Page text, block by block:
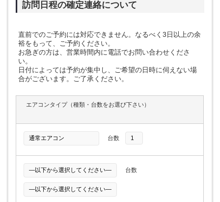
訪問日程の確定連絡について
直前でのご予約には対応できません。なるべく3日以上の余
裕をもって、ご予約ください。
お急ぎの方は、営業時間内に電話でお問い合わせくださ
い。
日付によっては予約が集中し、ご希望の日時に伺えない場
合がございます。ご了承ください。
エアコンタイプ（種類・台数をお選び下さい）
台数
台数